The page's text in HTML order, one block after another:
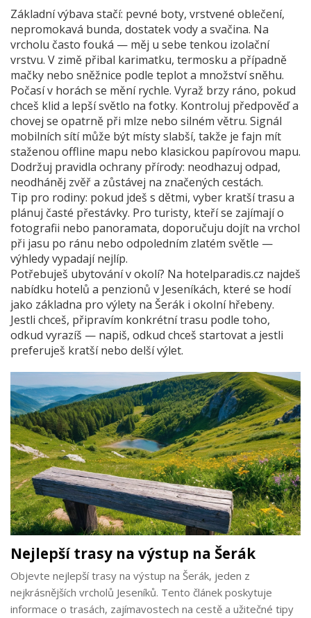
Základní výbava stačí: pevné boty, vrstvené oblečení,
nepromokavá bunda, dostatek vody a svačina. Na
vrcholu často fouká — měj u sebe tenkou izolační
vrstvu. V zimě přibal karimatku, termosku a případně
mačky nebo sněžnice podle teplot a množství sněhu.
Počasí v horách se mění rychle. Vyraž brzy ráno, pokud
chceš klid a lepší světlo na fotky. Kontroluj předpověď a
chovej se opatrně při mlze nebo silném větru. Signál
mobilních sítí může být místy slabší, takže je fajn mít
staženou offline mapu nebo klasickou papírovou mapu.
Dodržuj pravidla ochrany přírody: neodhazuj odpad,
neodháněj zvěř a zůstávej na značených cestách.
Tip pro rodiny: pokud jdeš s dětmi, vyber kratší trasu a
plánuj časté přestávky. Pro turisty, kteří se zajímají o
fotografii nebo panoramata, doporučuju dojít na vrchol
při jasu po ránu nebo odpoledním zlatém světle —
výhledy vypadají nejlíp.
Potřebuješ ubytování v okolí? Na hotelparadis.cz najdeš
nabídku hotelů a penzionů v Jeseníkách, které se hodí
jako základna pro výlety na Šerák i okolní hřebeny.
Jestli chceš, připravím konkrétní trasu podle toho,
odkud vyrazíš — napiš, odkud chceš startovat a jestli
preferuješ kratší nebo delší výlet.
Nejlepší trasy na výstup na Šerák
Objevte nejlepší trasy na výstup na Šerák, jeden z
nejkrásnějších vrcholů Jeseníků. Tento článek poskytuje
informace o trasách, zajímavostech na cestě a užitečné tipy